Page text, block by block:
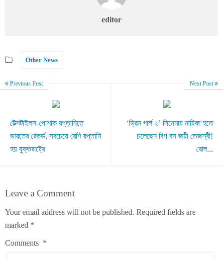
editor
Other News
Previous Post
টেক্সটাইলস-পোশাক রপ্তানিতে
ভারতের রেকর্ড, সবচেয়ে বেশি রপ্তানি
হয় যুক্তরাষ্ট্রে
Next Post
‘ড্রিম গার্ল ২’ সিনেমায় নায়িকা হতে
চলেছেন বিগ বস জয়ী তেজস্বী!
রোল...
Leave a Comment
Your email address will not be published. Required fields are
marked *
Comments *